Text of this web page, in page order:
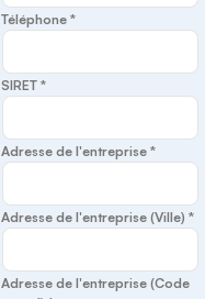
Téléphone *
SIRET *
Adresse de l'entreprise *
Adresse de l'entreprise (Ville) *
Adresse de l'entreprise (Code